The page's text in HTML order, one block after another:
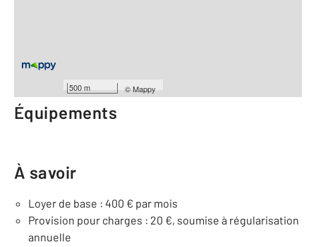
500 m ©Mappy
Nombre de pièces : 1
Équipements
À savoir
Loyer de base : 400 € par mois
Provision pour charges : 20 €, soumise à régularisation
annuelle